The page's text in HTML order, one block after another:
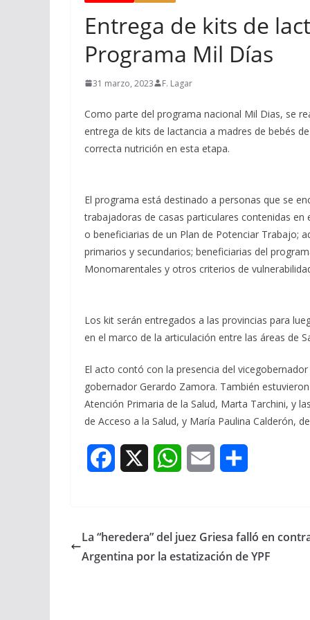
Entrega de kits de
Programa Mil Días
31 marzo, 2023 F. Lagar
Como parte del programa nacional Mil Dias, se
entrega de kits de lactancia a madres de bebés
correcta nutrición en esta etapa.
El programa está destinado a personas que se
trabajadoras de casas particulares contenidas
o beneficiarias de un Plan de Potenciar Trabajo;
primarios y secundarios; beneficiarias del
Monomarentales y otros criterios de
Los kit serán entregados a las provincias para
en el marco de la articulación entre las áreas de
El acto contó con la presencia del
gobernador Gerardo Zamora. También
Atención Primaria de la Salud, Marta Tarchini, y
de Acceso a la Salud, y María Paulina Calderón,
e
W
t
i
r
La “heredera” del juez Griesa falló en
Argentina por la estatización de YPF